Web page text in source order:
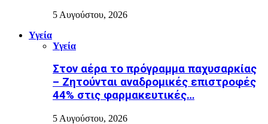
5 Αυγούστου, 2026
Υγεία
Υγεία
Στον αέρα το πρόγραμμα παχυσαρκίας
– Ζητούνται αναδρομικές επιστροφές
44% στις φαρμακευτικές…
5 Αυγούστου, 2026